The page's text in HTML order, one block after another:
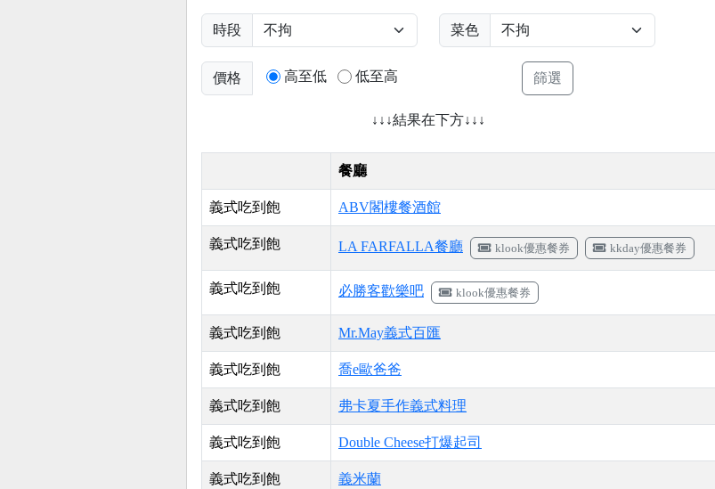
時段 菜色
價格 高至低 低至高
↓↓↓結果在下方↓↓↓
餐廳
義式吃到飽 ABV閣樓餐酒館
義式吃到飽 LA FARFALLA餐廳 klook優惠餐券 kkday優惠餐券
義式吃到飽 必勝客歡樂吧 klook優惠餐券
義式吃到飽 Mr.May義式百匯
義式吃到飽 喬e歐爸爸
義式吃到飽 弗卡夏手作義式料理
義式吃到飽 Double Cheese打爆起司
義式吃到飽 義米蘭